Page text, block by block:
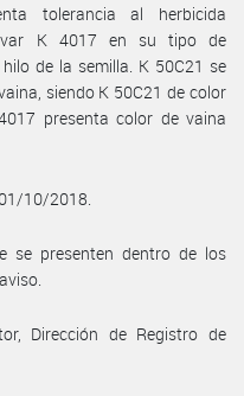
tolerancia al herbicida
K 4017 en su tipo de
de la semilla. K 50C21 se
siendo K 50C21 de color
presenta color de vaina
10/2018.
se presenten dentro de los
Dirección de Registro de